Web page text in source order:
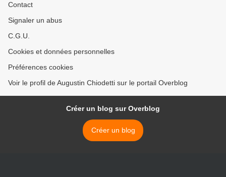
Contact
Signaler un abus
C.G.U.
Cookies et données personnelles
Préférences cookies
Voir le profil de Augustin Chiodetti sur le portail Overblog
Créer un blog sur Overblog
Créer un blog